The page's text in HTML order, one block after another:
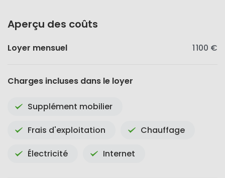
Aperçu des coûts
Loyer mensuel 1 100 €
Charges incluses dans le loyer
Supplément mobilier
Frais d'exploitation Chauffage
Électricité Internet